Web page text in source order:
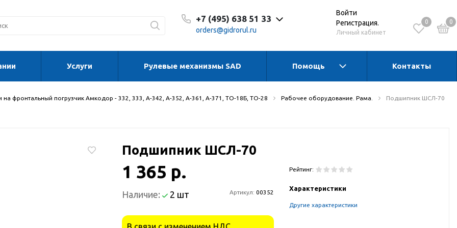
+7 (495) 638 51 33
orders@gidrorul.ru
С 8:30 до 17:30 Пн-Чт
Войти
Регистрация.
Личный кабинет
0 0
Услуги Рулевые механизмы SAD Помощь Контакты
на фронтальный погрузчик Амкодор - 332, 333, А-342, А-352, А-361, А-371, ТО-18Б, ТО-28 Рабочее оборудование. Рама. Подшипник ШСЛ-70
Подшипник ШСЛ-70
1 365 р.
Наличие: 2 шт Артикул: 00352 Характеристики
Другие характеристики
Рейтинг: